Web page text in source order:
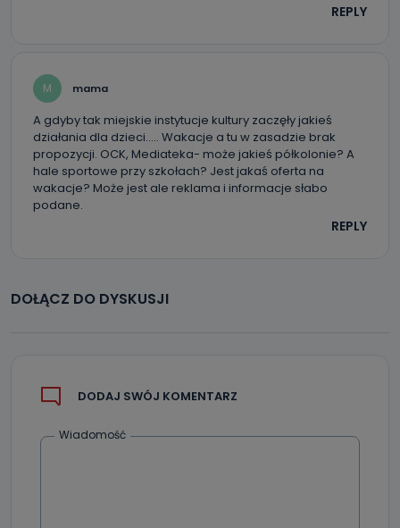
REPLY
M mama
A gdyby tak miejskie instytucje kultury zaczęły jakieś
działania dla dzieci….. Wakacje a tu w zasadzie brak
propozycji. OCK, Mediateka- może jakieś półkolonie? A
hale sportowe przy szkołach? Jest jakaś oferta na
wakacje? Może jest ale reklama i informacje słabo
podane.
REPLY
DOŁĄCZ DO DYSKUSJI
DODAJ SWÓJ KOMENTARZ
Wiadomość